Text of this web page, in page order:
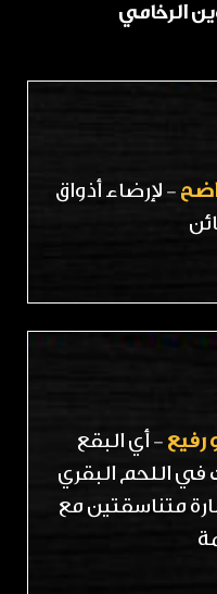
الرخامي
- لإرضاء أذواق
- أي البقع
اللحم البقري
متناسقتين مع